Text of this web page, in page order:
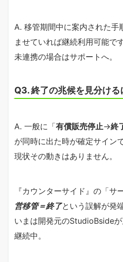
A. 移管期間中に案内された手
ませていれば継続利用可能です
未連携の場合はサポートへ。
Q3. 終了の兆候を見分ける
A. 一般に「有償販売停止→終
が同時に出た時が確定サインで
現状その動きはありません。
『カウンターサイド』の「サ
営移管＝終了という誤解が発
いまは開発元のStudioBside
継続中。